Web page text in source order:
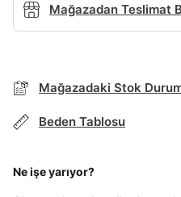
Mağazadan Teslimat
Mağazadaki Stok
Beden Tablosu
Ne işe yarıyor?
Mağazada Bul
BEDEN
Telefon Numarası*
E-posta Adresi*